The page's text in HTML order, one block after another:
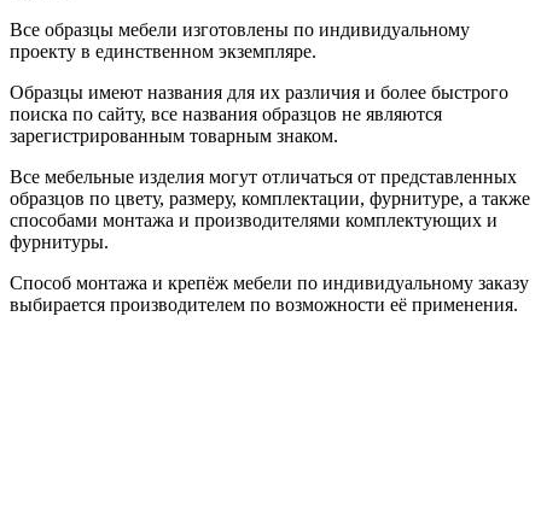
Все образцы мебели изготовлены по индивидуальному
проекту в единственном экземпляре.
Образцы имеют названия для их различия и более быстрого
поиска по сайту, все названия образцов не являются
зарегистрированным товарным знаком.
Все мебельные изделия могут отличаться от представленных
образцов по цвету, размеру, комплектации, фурнитуре, а также
способами монтажа и производителями комплектующих и
фурнитуры.
Способ монтажа и крепёж мебели по индивидуальному заказу
выбирается производителем по возможности её применения.